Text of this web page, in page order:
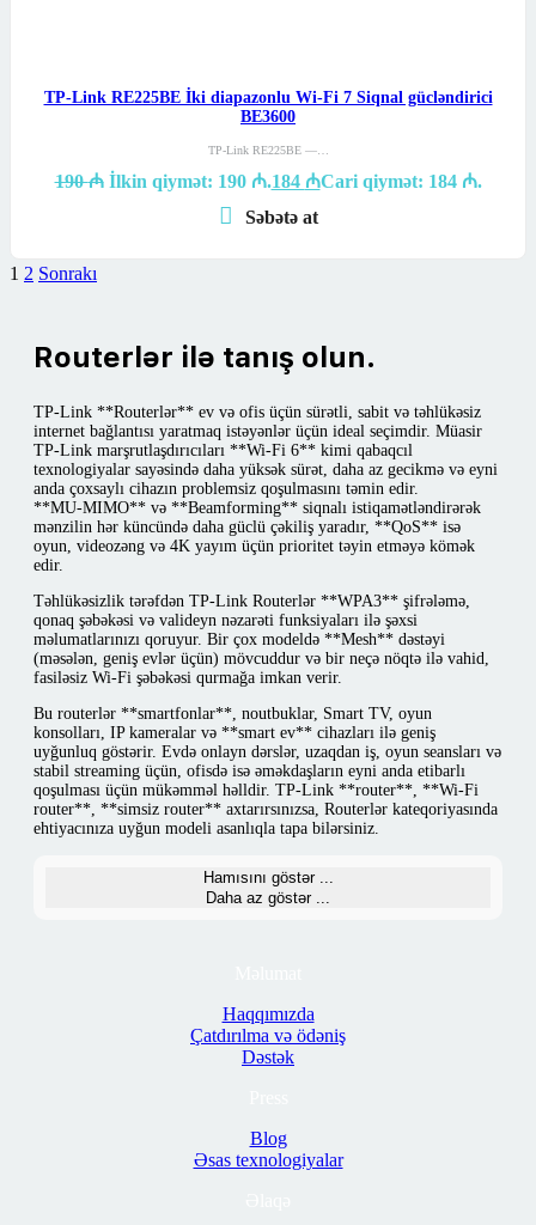
TP-Link RE225BE İki diapazonlu Wi-Fi 7 Siqnal gücləndirici
BE3600
TP-Link RE225BE —…
190₼ İlkin qiymət: 190 ₼.184 ₼Cari qiymət: 184 ₼.
Səbətə at
1 2 Sonrakı
Routerlər ilə tanış olun.
TP-Link **Routerlər** ev və ofis üçün sürətli, sabit və təhlükəsiz
internet bağlantısı yaratmaq istəyənlər üçün ideal seçimdir. Müasir
TP-Link marşrutlaşdırıcıları **Wi‑Fi 6** kimi qabaqcıl
texnologiyalar sayəsində daha yüksək sürət, daha az gecikmə və eyni
anda çoxsaylı cihazın problemsiz qoşulmasını təmin edir.
**MU‑MIMO** və **Beamforming** siqnalı istiqamətləndirərək
mənzilin hər küncündə daha güclü çəkiliş yaradır, **QoS** isə
oyun, videozəng və 4K yayım üçün prioritet təyin etməyə kömək
edir.
Təhlükəsizlik tərəfdən TP-Link Routerlər **WPA3** şifrələmə,
qonaq şəbəkəsi və valideyn nəzarəti funksiyaları ilə şəxsi
məlumatlarınızı qoruyur. Bir çox modeldə **Mesh** dəstəyi
(məsələn, geniş evlər üçün) mövcuddur və bir neçə nöqtə ilə vahid,
fasiləsiz Wi‑Fi şəbəkəsi qurmağa imkan verir.
Bu routerlər **smartfonlar**, noutbuklar, Smart TV, oyun
konsolları, IP kameralar və **smart ev** cihazları ilə geniş
uyğunluq göstərir. Evdə onlayn dərslər, uzaqdan iş, oyun seansları və
stabil streaming üçün, ofisdə isə əməkdaşların eyni anda etibarlı
qoşulması üçün mükəmməl həlldir. TP-Link **router**, **Wi‑Fi
router**, **simsiz router** axtarırsınızsa, Routerlər kateqoriyasında
ehtiyacınıza uyğun modeli asanlıqla tapa bilərsiniz.
Hamısını göstər ...
Daha az göstər ...
Haqqımızda
Çatdırılma və ödəniş
Dəstək
Blog
Əsas texnologiyalar